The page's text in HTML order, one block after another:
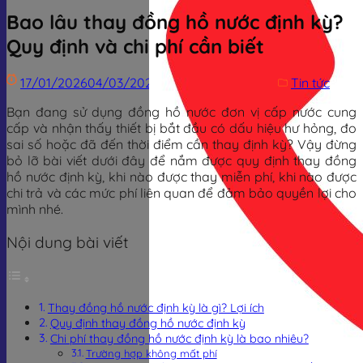
Bao lâu thay đồng hồ nước định kỳ?
Quy định và chi phí cần biết
17/01/202604/03/2026
Tin tức
Bạn đang sử dụng đồng hồ nước đơn vị cấp nước cung
cấp và nhận thấy thiết bị bắt đầu có dấu hiệu hư hỏng, đo
sai số hoặc đã đến thời điểm cần thay định kỳ? Vậy đừng
bỏ lỡ bài viết dưới đây để nắm được quy định thay đồng
hồ nước định kỳ, khi nào được thay miễn phí, khi nào được
chi trả và các mức phí liên quan để đảm bảo quyền lợi cho
mình nhé.
Nội dung bài viết
Thay đồng hồ nước định kỳ là gì? Lợi ích
Quy định thay đồng hồ nước định kỳ
Chi phí thay đồng hồ nước định kỳ là bao nhiêu?
Trường hợp không mất phí